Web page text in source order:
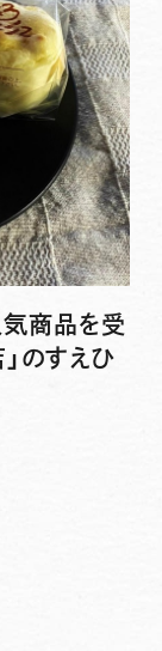
気商品を受
のすえひ